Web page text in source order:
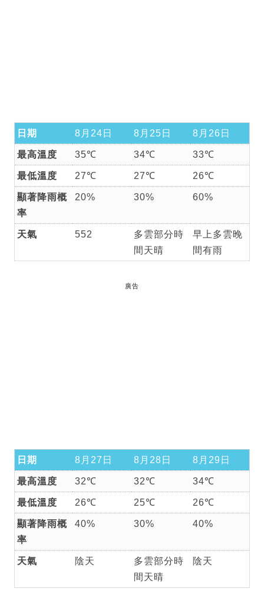
日期 8月24日 8月25日 8月26日
最高溫度 35℃ 34℃ 33℃
最低溫度 27℃ 27℃ 26℃
顯著降雨概
率
20% 30% 60%
天氣 552
多雲部分時
間天晴
早上多雲晚
間有雨
廣告
日期 8月27日 8月28日 8月29日
最高溫度 32℃ 32℃ 34℃
最低溫度 26℃ 25℃ 26℃
顯著降雨概
率
40% 30% 40%
天氣 陰天
多雲部分時
間天晴
陰天